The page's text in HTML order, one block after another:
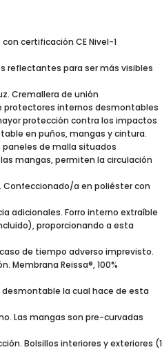
certificación CE Nivel-1
reflectantes para ser más visibles
Cremallera de unión
protectores internos desmontables
protección contra los impactos
en puños, mangas y cintura.
de malla situados
mangas, permiten la circulación
a en poliéster con
adicionales. Forro interno extraíble
proporcionando a esta
de tiempo adverso imprevisto.
Membrana Reissa®, 100%
la cual hace de esta
Las mangas son pre-curvadas
Bolsillos interiores y exteriores (1